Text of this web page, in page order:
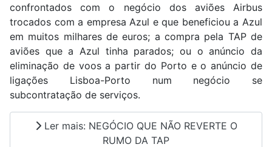
confrontados com o negócio dos aviões Airbus
trocados com a empresa Azul e que beneficiou a Azul
em muitos milhares de euros; a compra pela TAP de
aviões que a Azul tinha parados; ou o anúncio da
eliminação de voos a partir do Porto e o anúncio de
ligações Lisboa-Porto num negócio se
subcontratação de serviços.
Ler mais: NEGÓCIO QUE NÃO REVERTE O
RUMO DA TAP